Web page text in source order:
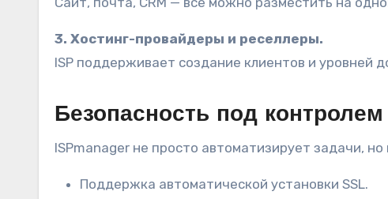
3. Хостинг-провайдеры и реселлеры.
ISP поддерживает создание клиентов и уровней
Безопасность под контролем
ISPmanager не просто автоматизирует задачи,
Поддержка автоматической установки SSL.